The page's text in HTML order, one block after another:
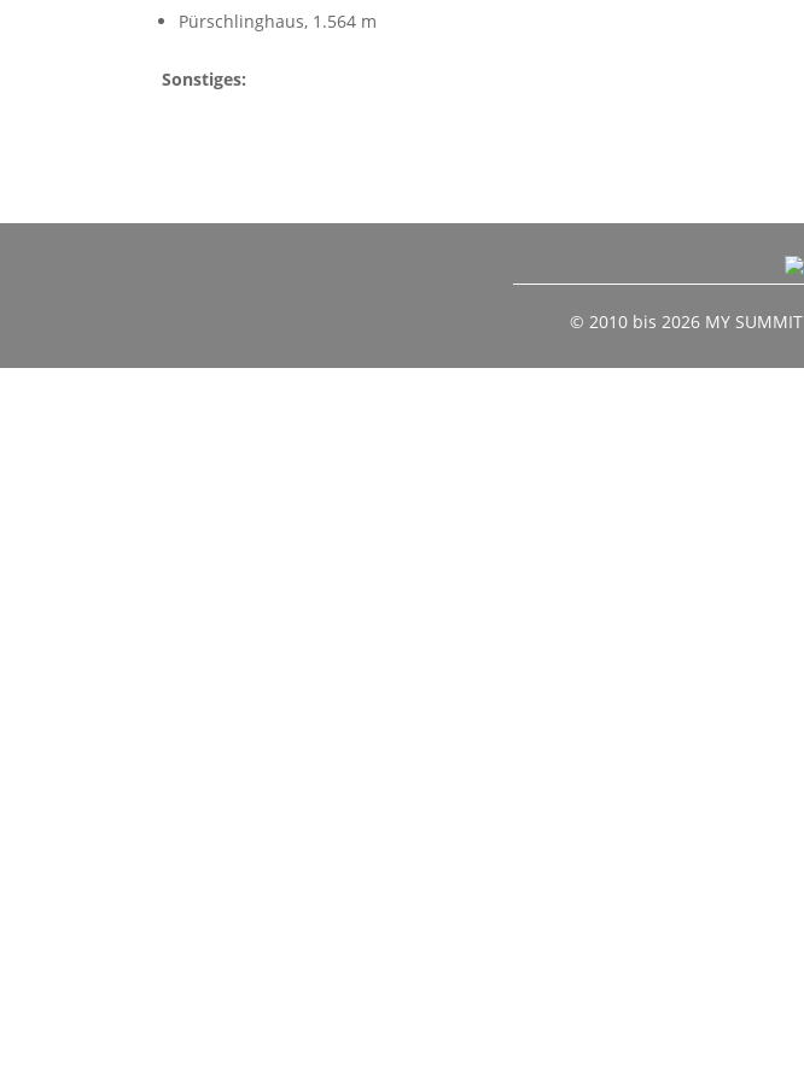
Pürschlinghaus, 1.564 m
Sonstiges:
© 2010 bis 2026 MY SUMMIT